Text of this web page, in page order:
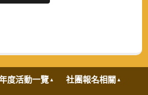
度活動一覽 社團報名相關